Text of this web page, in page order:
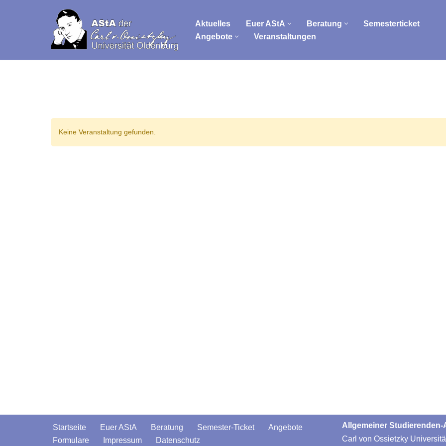
Aktuelles Euer AStA Beratung
Semesterticket
Angebote
Veranstaltungen
Keine Veranstaltung gefunden.
Startseite Euer AStA Beratung Semester-Ticket
Angebote
Formulare
Impressum Datenschutz
Allgemeiner
Carl von Ossietzky